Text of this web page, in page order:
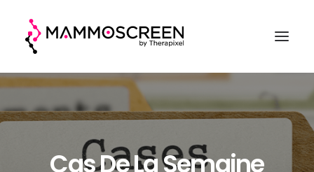
ACCUEIL
CLINIQUECas De La Semaine